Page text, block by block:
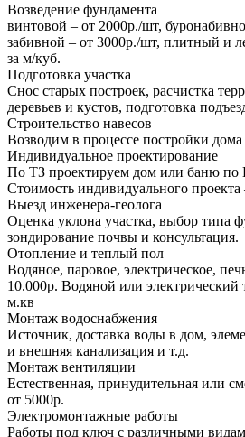
Возведение фундамента
винтовой – от 2000р./шт,
забивной – от 3000р./шт, плитный и
за м/куб.
Подготовка участка
Снос старых построек, расчистка
деревьев и кустов, подготовка
Строительство навесов
Возводим в процессе постройки
Индивидуальное проектирование
По ТЗ проектируем дом или баню
Стоимость индивидуального проекта
Выезд инженера-геолога
Оценка уклона участка, выбор типа
зондирование почвы и консультация.
Отопление и теплый пол
Водяное, паровое, электрическое,
10.000р. Водяной или
м.кв
Монтаж водоснабжения
Источник, доставка воды в дом,
и внешняя канализация и т.д.
Монтаж вентиляции
Естественная, принудительная или
от 5000р.
Электромонтажные работы
Работы под ключ с различными